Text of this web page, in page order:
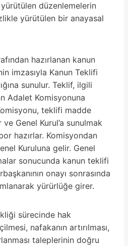
yürütülen düzenlemelerin
yürütülen bir anayasal
hazırlanan kanun
imzasıyla Kanun Teklifi
sunulur. Teklif, ilgili
Adalet Komisyonuna
teklifi madde
Genel Kurul’a sunulmak
hazırlar. Komisyondan
Kuruluna gelir. Genel
sonucunda kanun teklifi
onayı sonrasında
yürürlüğe girer.
sürecinde hak
nafakanın artırılması,
taleplerinin doğru